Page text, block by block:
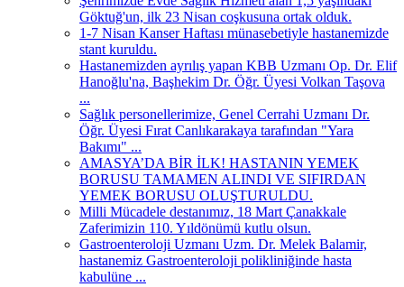
Göktuğ'un, ilk 23 Nisan coşkusuna ortak olduk.
1-7 Nisan Kanser Haftası münasebetiyle hastanemizde
stant kuruldu.
Hastanemizden ayrılış yapan KBB Uzmanı Op. Dr. Elif
Hanoğlu'na, Başhekim Dr. Öğr. Üyesi Volkan Taşova
...
Sağlık personellerimize, Genel Cerrahi Uzmanı Dr.
Öğr. Üyesi Fırat Canlıkarakaya tarafından "Yara
Bakımı" ...
AMASYA’DA BİR İLK! HASTANIN YEMEK
BORUSU TAMAMEN ALINDI VE SIFIRDAN
YEMEK BORUSU OLUŞTURULDU.
Milli Mücadele destanımız, 18 Mart Çanakkale
Zaferimizin 110. Yıldönümü kutlu olsun.
Gastroenteroloji Uzmanı Uzm. Dr. Melek Balamir,
hastanemiz Gastroenteroloji polikliniğinde hasta
kabulüne ...